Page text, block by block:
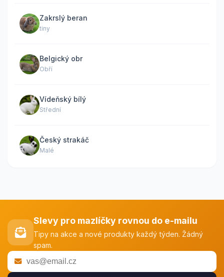
Zakrslý beran
tiny
Belgický obr
Obří
Vídeňský bílý
Střední
Český strakáč
Malé
Slevy pro mazlíčky rovnou do e-mailu
Tipy na akce a nové produkty každý týden. Žádný
spam.